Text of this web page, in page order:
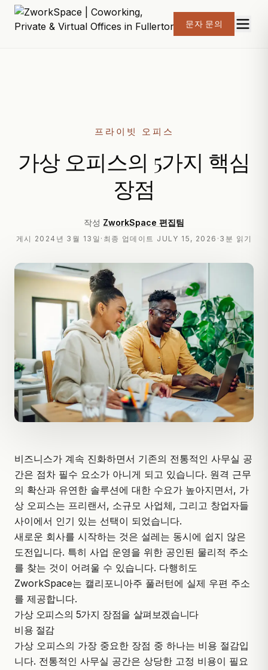
문자 문의
프라이빗 오피스
가상 오피스의 5가지 핵심
장점
작성 ZworkSpace 편집팀
게시 2024년 3월 13일 · 최종 업데이트 JULY 15, 2026 · 3분 읽기
비즈니스가 계속 진화하면서 기존의 전통적인 사무실 공
간은 점차 필수 요소가 아니게 되고 있습니다. 원격 근무
의 확산과 유연한 솔루션에 대한 수요가 높아지면서, 가
상 오피스는 프리랜서, 소규모 사업체, 그리고 창업자들
사이에서 인기 있는 선택이 되었습니다.
새로운 회사를 시작하는 것은 설레는 동시에 쉽지 않은
도전입니다. 특히 사업 운영을 위한 공인된 물리적 주소
를 찾는 것이 어려울 수 있습니다. 다행히도
ZworkSpace는 캘리포니아주 풀러턴에 실제 우편 주소
를 제공합니다.
가상 오피스의 5가지 장점을 살펴보겠습니다
비용 절감
가상 오피스의 가장 중요한 장점 중 하나는 비용 절감입
니다. 전통적인 사무실 공간은 상당한 고정 비용이 필요